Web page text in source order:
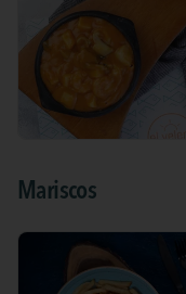
Mariscos